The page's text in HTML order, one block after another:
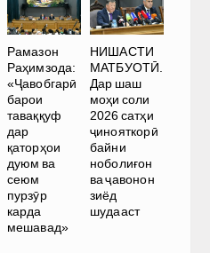
Рамазон
Раҳимзода:
«Ҷавобгарӣ
барои
таваққуф
дар
қаторҳои
дуюм ва
сеюм
пурзӯр
карда
мешавад»
НИШАСТИ
МАТБУОТӢ.
Дар шаш
моҳи соли
2026 сатҳи
ҷинояткорӣ
байни
ноболиғон
ва ҷавонон
зиёд
шудааст